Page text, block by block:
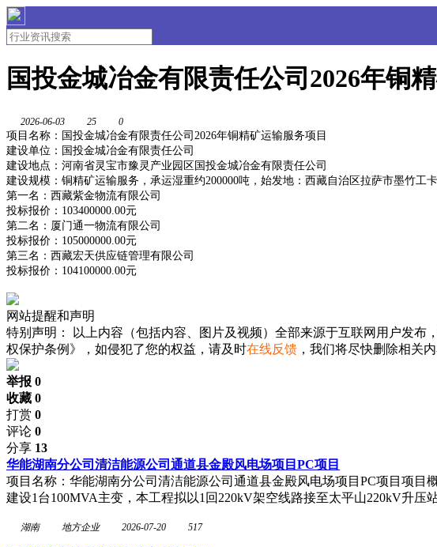
国投金城冶金有限责任公司2026年铜
2026-06-03 25 0
项目名称：国投金城冶金有限责任公司2026年铜精矿运输服务项目
建设单位：国投金城冶金有限责任公司
建设地点：河南省灵宝市豫灵产业园区国投金城冶金有限责任公司
建设规模：铜精矿运输服务，承运湿重约200000吨，始发地：西藏自治区拉萨市墨竹
第一名：西藏紫金物流有限公司
投标报价：103400000.00元
第二名：厦门通一物流有限公司
投标报价：105000000.00元
第三名：西藏宏天供应链管理有限公司
投标报价：104100000.00元
网站提醒和声明
特别声明：
以上内容（包括内容、图片及视频）全部来源于互联网用户发
权保护条例》，如侵犯了您的权益，请及时在线反馈 ，我们将尽快删除相关内
举报 0
收藏 0
打赏 0
评论 0
分享 13
华能湖南分公司清洁能源公司通道县金殿风电场项目PC项目
项目名称：华能湖南分公司清洁能源公司通道县金殿风电场项目PC项目项目
建设1台100MVA主变，本工程拟以1回220kV架空线路接至太平山220kV升压
湖南 地方企业 2026-07-20 517